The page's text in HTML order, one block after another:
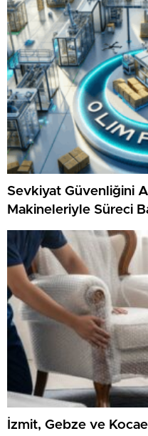
Sevkiyat Güvenliğini
Makineleriyle Süreci
İzmit, Gebze ve